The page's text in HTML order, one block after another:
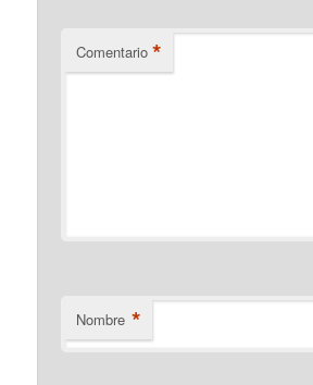
Comentario *
Nombre *